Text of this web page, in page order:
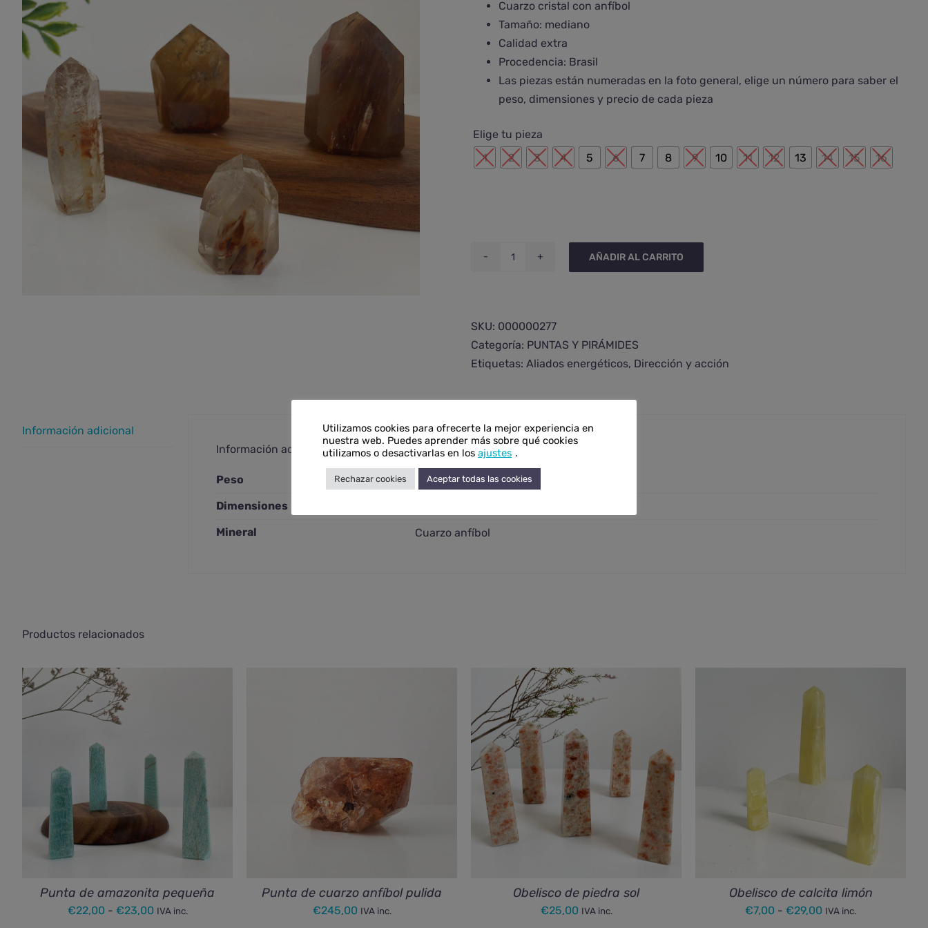
€34,00
hasta
€75,00
Cuarzo cristal con anfíbol
Tamaño: mediano
Calidad extra
Procedencia: Brasil
Las piezas están numeradas en la foto general, elige un número para saber el
peso, dimensiones y precio de cada pieza
Elige tu pieza
1 2 3 4 5 6 7 8 9 10 11 12 13 14 15 16
anfíbol
mediana
cantidad
AÑADIR AL CARRITO
SKU: 000000277
Categoría: PUNTAS Y PIRÁMIDES
Etiquetas: Aliados energéticos, Dirección y acción
Información adicional
Información adicional
Peso
N/D
Dimensiones
Mineral
Cuarzo anfíbol
Productos relacionados
Punta de amazonita pequeña
€22,00 - €23,00Rango
IVA inc.
Punta de cuarzo anfíbol pulida
€245,00 IVA inc.
Obelisco de piedra sol
€25,00 IVA inc.
Obelisco de calcita limón
€7,00 - €29,00 Rango
IVA inc.
Utilizamos cookies para ofrecerte la mejor experiencia en
nuestra web. Puedes aprender más sobre qué cookies
utilizamos o desactivarlas en los ajustes .
Rechazar cookies Aceptar todas las cookies